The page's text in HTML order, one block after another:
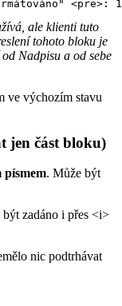
ale klienti tuto
tohoto bloku je
Nadpisu a od sebe
ve výchozím stavu
jen část bloku)
písmem. Může být
zadáno i přes <i>
nic podtrhávat